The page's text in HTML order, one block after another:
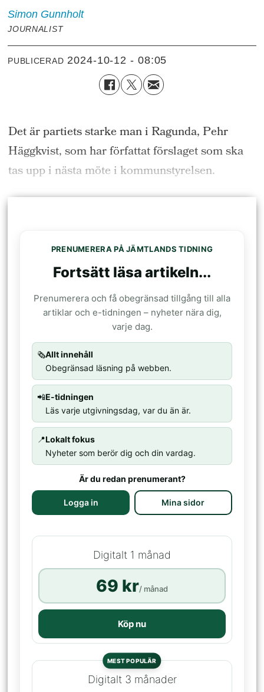
Simon Gunnholt
JOURNALIST
PUBLICERAD 2024-10-12 - 08:05
Det är partiets starke man i Ragunda, Pehr
Häggkvist, som har författat förslaget som ska
tas upp i nästa möte i kommunstyrelsen.
PRENUMERERA PÅ JÄMTLANDS TIDNING
Fortsätt läsa artikeln...
Prenumerera och få obegränsad tillgång till alla
artiklar och e-tidningen – nyheter nära dig,
varje dag.
🗞️Allt innehåll
Obegränsad läsning på webben.
📲E-tidningen
Läs varje utgivningsdag, var du än är.
📍Lokalt fokus
Nyheter som berör dig och din vardag.
Är du redan prenumerant?
Logga in Mina sidor
Digitalt 1 månad
69 kr/ månad
Köp nu
MEST POPULÄR
Digitalt 3 månader